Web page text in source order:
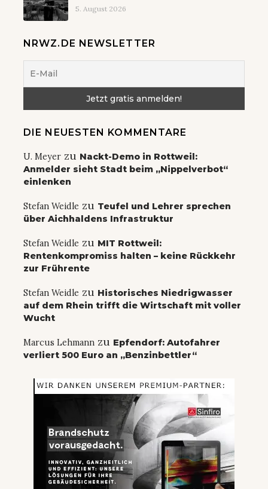
5. August 2026
NRWZ.DE NEWSLETTER
DIE NEUESTEN KOMMENTARE
U. Meyer zu Nackt-Demo in Rottweil:
Anmelder sieht Stadt beim „Nippelverbot“
einlenken
Stefan Weidle zu Teufel und Lehrer sprechen
über Aichhaldens Infrastruktur
Stefan Weidle zu MIT Rottweil:
Rentenkompromiss halten – keine Rückkehr
zur Frührente
Stefan Weidle zu Historisches Niedrigwasser
auf dem Rhein trifft die Wirtschaft mit voller
Wucht
Marcus Lehmann zu Epfendorf: Autofahrer
verliert 500 Euro an „Benzinbettler“